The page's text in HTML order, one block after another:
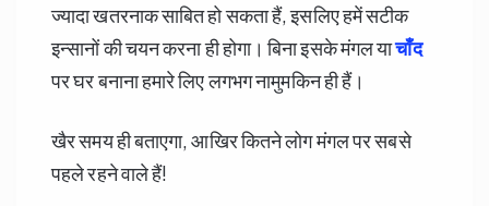
ज्यादा खतरनाक साबित हो सकता हैं, इसलिए हमें सटीक
इन्सानों की चयन करना ही होगा। बिना इसके मंगल याचाँद
पर घर बनाना हमारे लिए लगभग नामुमकिन ही हैं।
खैर समय ही बताएगा, आखिर कितने लोग मंगल पर सबसे
पहले रहने वाले हैं!